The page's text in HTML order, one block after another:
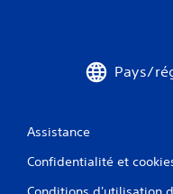
Pays/
Assistance
Confidentialité et